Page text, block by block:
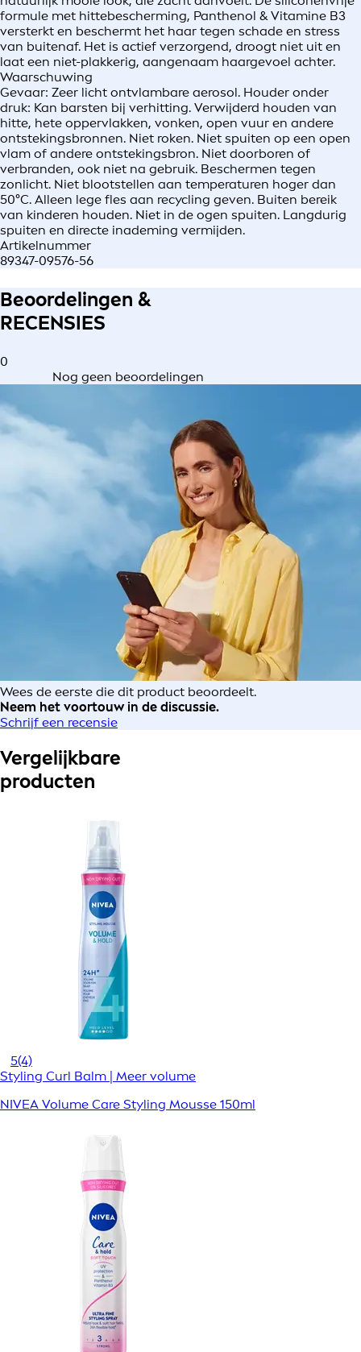
formule met hittebescherming, Panthenol & Vitamine B3
versterkt en beschermt het haar tegen schade en stress
van buitenaf. Het is actief verzorgend, droogt niet uit en
laat een niet-plakkerig, aangenaam haargevoel achter.
Waarschuwing
Gevaar: Zeer licht ontvlambare aerosol. Houder onder
druk: Kan barsten bij verhitting. Verwijderd houden van
hitte, hete oppervlakken, vonken, open vuur en andere
ontstekingsbronnen. Niet roken. Niet spuiten op een open
vlam of andere ontstekingsbron. Niet doorboren of
verbranden, ook niet na gebruik. Beschermen tegen
zonlicht. Niet blootstellen aan temperaturen hoger dan
50°C. Alleen lege fles aan recycling geven. Buiten bereik
van kinderen houden. Niet in de ogen spuiten. Langdurig
spuiten en directe inademing vermijden.
Artikelnummer
89347-09576-56
Beoordelingen &
RECENSIES
0
Nog geen beoordelingen
Wees de eerste die dit product beoordeelt.
Neem het voortouw in de discussie.
Schrijf een recensie
Vergelijkbare
producten
5(4)
Styling Curl Balm | Meer volume
NIVEA Volume Care Styling Mousse 150ml